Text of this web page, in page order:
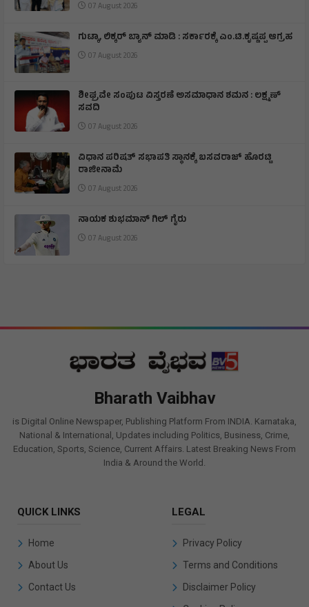
07 August 2026
ಗುಟ್ಕಾ, ಲಿಕ್ಕರ್ ಬ್ಯಾನ್ ಮಾಡಿ : ಸರ್ಕಾರಕ್ಕೆ ಎಂ.ಟಿ.ಕೃಷ್ಣಪ್ಪ ಆಗ್ರಹ
07 August 2026
ಶೀಘ್ರವೇ ಸಂಪುಟ ವಿಸ್ತರಣೆ ಅಸಮಾಧಾನ ಶಮನ : ಲಕ್ಷ್ಮಣ್
ಸವದಿ
07 August 2026
ವಿಧಾನ ಪರಿಷತ್ ಸಭಾಪತಿ ಸ್ಥಾನಕ್ಕೆ ಬಸವರಾಜ್ ಹೊರಟ್ಟಿ
ರಾಜೀನಾಮೆ
07 August 2026
ನಾಯಕ ಶುಭಮಾನ್ ಗಿಲ್ ಗೈರು
07 August 2026
Bharath Vaibhav
is Digital Online Newspaper, Publishing Platform From INDIA. Karnataka,
National & International, Updates including Politics, Business, Crime,
Education, Sports, Science, Current Affairs. Latest Breaking News From
India & Around the World.
QUICK LINKS
Home
About Us
Contact Us
LEGAL
Privacy Policy
Terms and Conditions
Disclaimer Policy